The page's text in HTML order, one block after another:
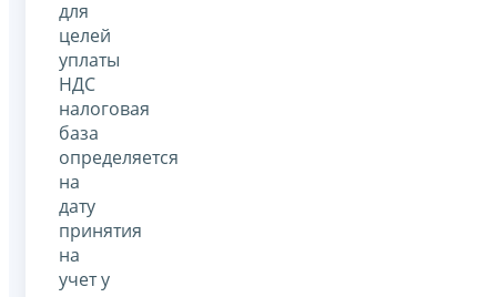
для
целей
уплаты
НДС
налоговая
база
определяется
на
дату
принятия
на
учет у